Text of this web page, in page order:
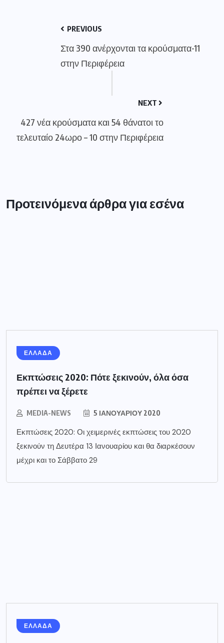
PREVIOUS
Στα 390 ανέρχονται τα κρούσματα-11
στην Περιφέρεια
NEXT
427 νέα κρούσματα και 54 θάνατοι το
τελευταίο 24ωρο – 10 στην Περιφέρεια
Προτεινόμενα άρθρα για εσένα
ΕΛΛΑΔΑ
Εκπτώσεις 2020: Πότε ξεκινούν, όλα όσα
πρέπει να ξέρετε
MEDIA-NEWS 5 ΙΑΝΟΥΑΡΊΟΥ 2020
Εκπτώσεις 2020: Οι χειμερινές εκπτώσεις του 2020
ξεκινούν τη Δευτέρα 13 Ιανουαρίου και θα διαρκέσουν
μέχρι και το Σάββατο 29
ΕΛΛΑΔΑ